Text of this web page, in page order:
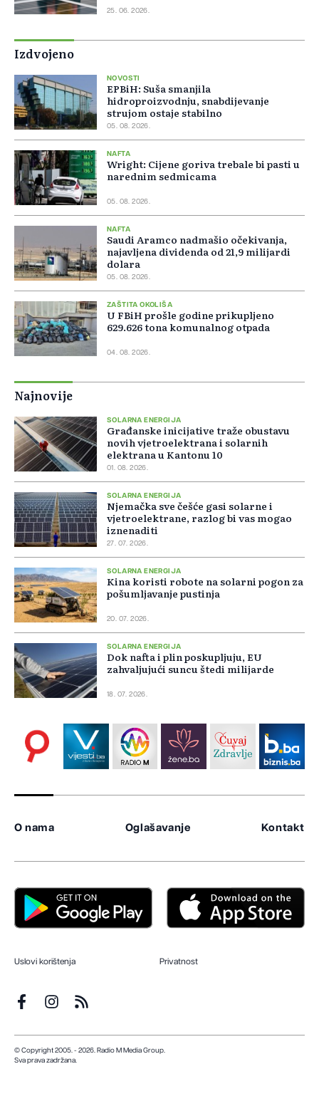
25. 06. 2026.
Izdvojeno
NOVOSTI
EPBiH: Suša smanjila
hidroproizvodnju, snabdijevanje
strujom ostaje stabilno
05. 08. 2026.
NAFTA
Wright: Cijene goriva trebale bi pasti u
narednim sedmicama
05. 08. 2026.
NAFTA
Saudi Aramco nadmašio očekivanja,
najavljena dividenda od 21,9 milijardi
dolara
05. 08. 2026.
ZAŠTITA OKOLIŠA
U FBiH prošle godine prikupljeno
629.626 tona komunalnog otpada
04. 08. 2026.
Najnovije
SOLARNA ENERGIJA
Građanske inicijative traže obustavu
novih vjetroelektrana i solarnih
elektrana u Kantonu 10
01. 08. 2026.
SOLARNA ENERGIJA
Njemačka sve češće gasi solarne i
vjetroelektrane, razlog bi vas mogao
iznenaditi
27. 07. 2026.
SOLARNA ENERGIJA
Kina koristi robote na solarni pogon za
pošumljavanje pustinja
20. 07. 2026.
SOLARNA ENERGIJA
Dok nafta i plin poskupljuju, EU
zahvaljujući suncu štedi milijarde
18. 07. 2026.
O nama Oglašavanje Kontakt
Uslovi korištenja Privatnost
© Copyright 2005. - 2026. Radio M Media Group.
Sva prava zadržana.